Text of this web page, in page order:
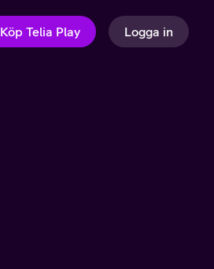
Köp Telia Play Logga in